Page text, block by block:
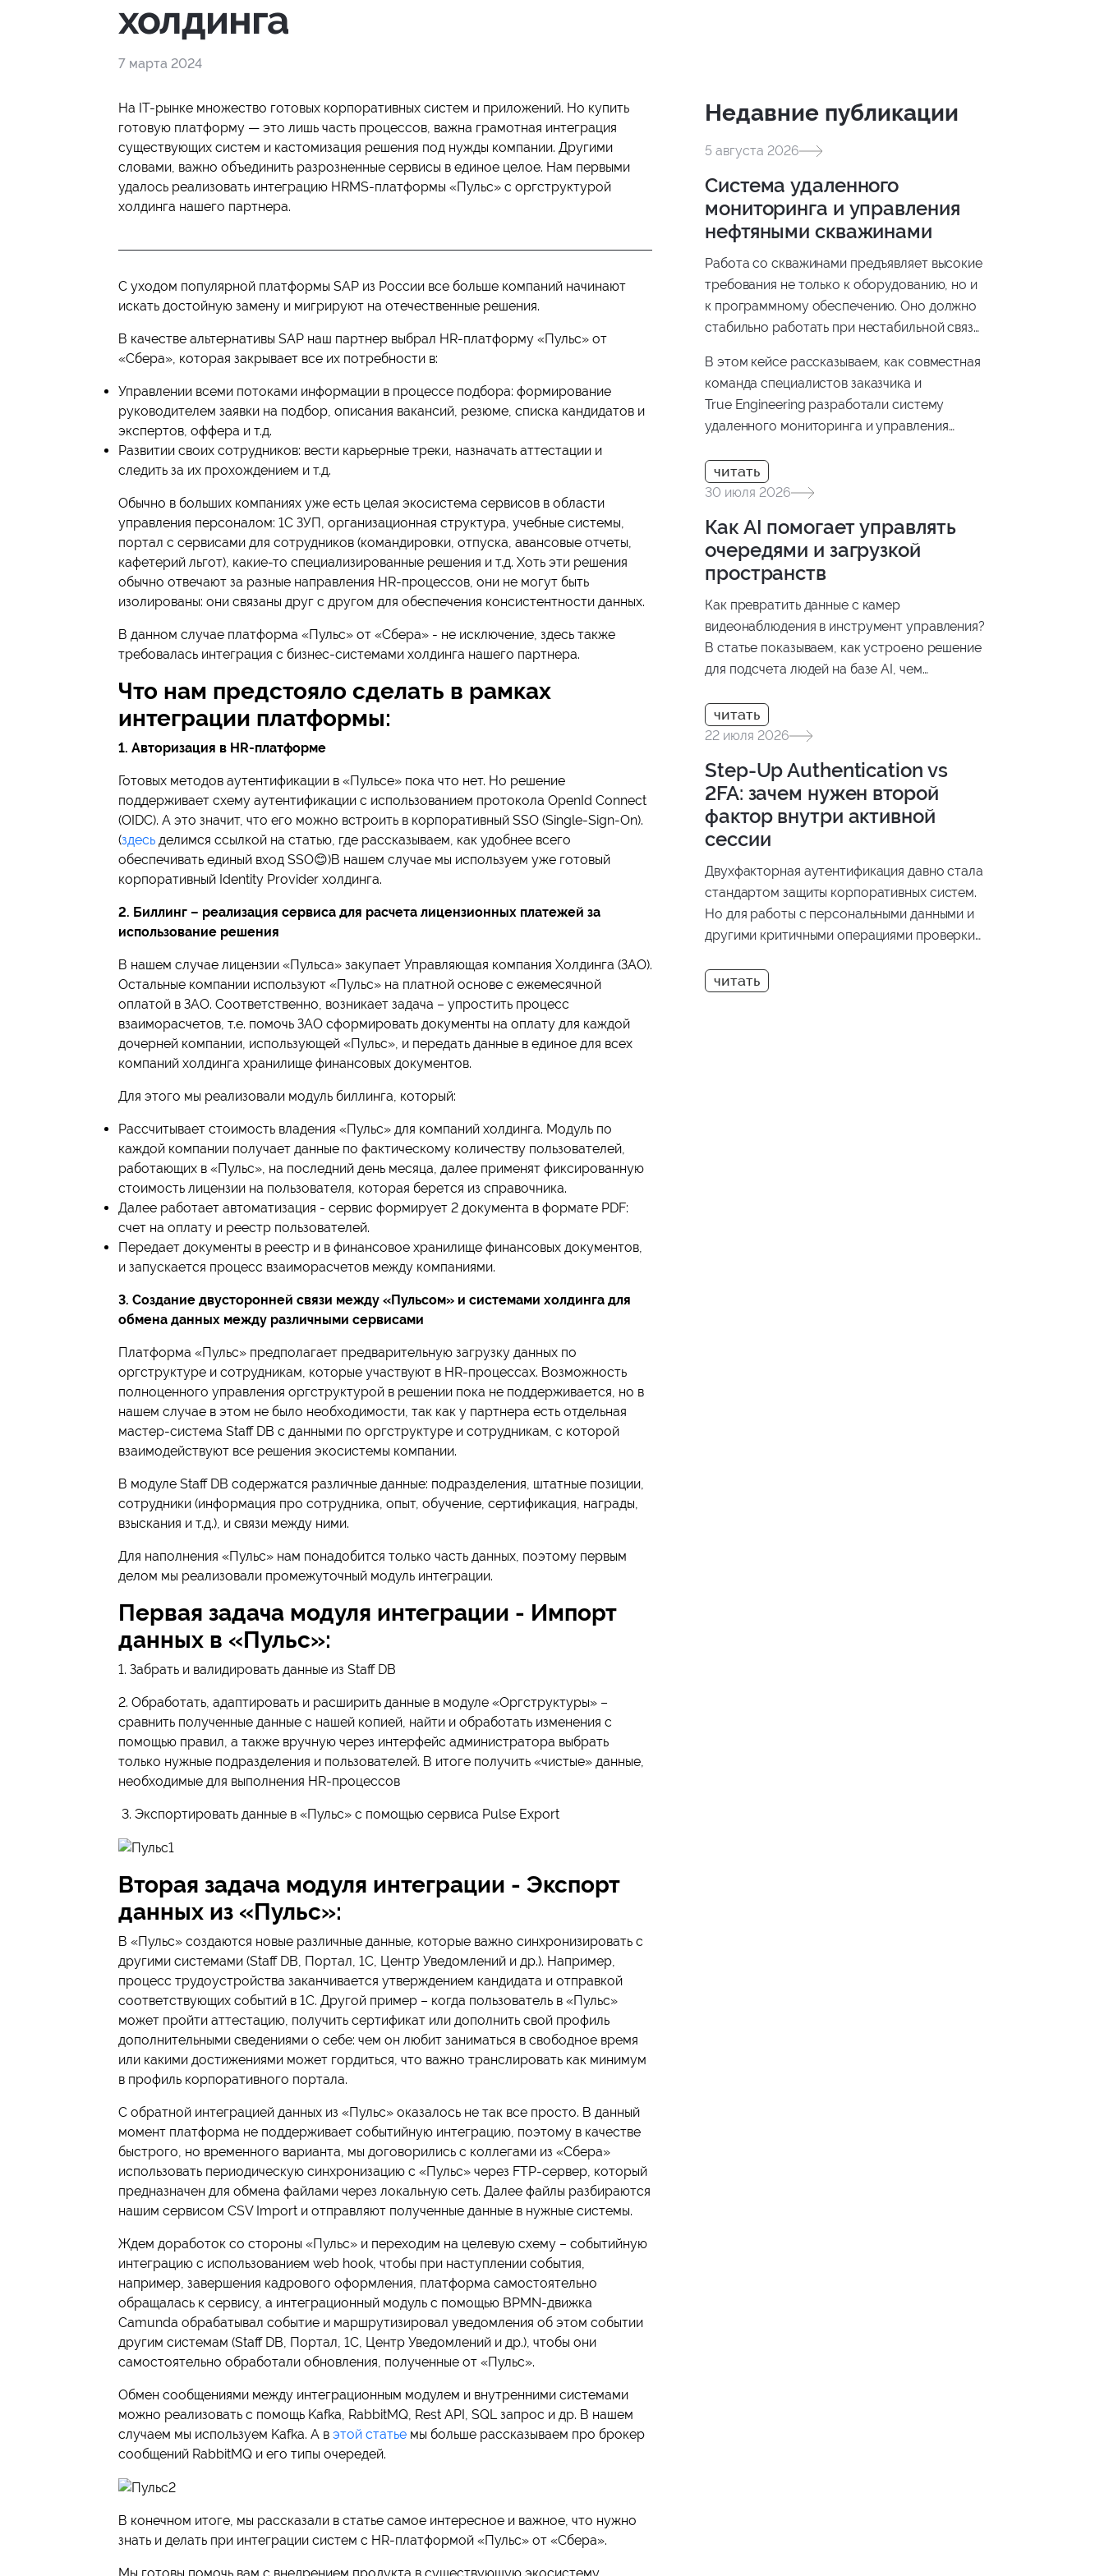
холдинга
7 марта 2024
На IT-рынке множество готовых корпоративных систем и приложений. Но купить
готовую платформу — это лишь часть процессов, важна грамотная интеграция
существующих систем и кастомизация решения под нужды компании. Другими
словами, важно объединить разрозненные сервисы в единое целое. Нам первыми
удалось реализовать интеграцию HRMS-платформы «Пульс» с оргструктурой
холдинга нашего партнера.
С уходом популярной платформы SAP из России все больше компаний начинают
искать достойную замену и мигрируют на отечественные решения.
В качестве альтернативы SAP наш партнер выбрал HR-платформу «Пульс» от
«Сбера», которая закрывает все их потребности в:
Управлении всеми потоками информации в процессе подбора: формирование
руководителем заявки на подбор, описания вакансий, резюме, списка кандидатов и
экспертов, оффера и т.д.
Развитии своих сотрудников: вести карьерные треки, назначать аттестации и
следить за их прохождением и т.д.
Обычно в больших компаниях уже есть целая экосистема сервисов в области
управления персоналом: 1С ЗУП, организационная структура, учебные системы,
портал с сервисами для сотрудников (командировки, отпуска, авансовые отчеты,
кафетерий льгот), какие-то специализированные решения и т.д. Хоть эти решения
обычно отвечают за разные направления HR-процессов, они не могут быть
изолированы: они связаны друг с другом для обеспечения консистентности данных.
В данном случае платформа «Пульс» от «Сбера» - не исключение, здесь также
требовалась интеграция с бизнес-системами холдинга нашего партнера.
Что нам предстояло сделать в рамках
интеграции платформы:
1. Авторизация в HR-платформе
Готовых методов аутентификации в «Пульсе» пока что нет. Но решение
поддерживает схему аутентификации с использованием протокола OpenId Connect
(OIDC). А это значит, что его можно встроить в корпоративный SSO (Single-Sign-On).
(здесь делимся ссылкой на статью, где рассказываем, как удобнее всего
обеспечивать единый вход SSO😊)В нашем случае мы используем уже готовый
корпоративный Identity Provider холдинга.
2. Биллинг – реализация сервиса для расчета лицензионных платежей за
использование решения
В нашем случае лицензии «Пульса» закупает Управляющая компания Холдинга (ЗАО).
Остальные компании используют «Пульс» на платной основе с ежемесячной
оплатой в ЗАО. Соответственно, возникает задача – упростить процесс
взаиморасчетов, т.е. помочь ЗАО сформировать документы на оплату для каждой
дочерней компании, использующей «Пульс», и передать данные в единое для всех
компаний холдинга хранилище финансовых документов.
Для этого мы реализовали модуль биллинга, который:
Рассчитывает стоимость владения «Пульс» для компаний холдинга. Модуль по
каждой компании получает данные по фактическому количеству пользователей,
работающих в «Пульс», на последний день месяца, далее применят фиксированную
стоимость лицензии на пользователя, которая берется из справочника.
Далее работает автоматизация - сервис формирует 2 документа в формате PDF:
счет на оплату и реестр пользователей.
Передает документы в реестр и в финансовое хранилище финансовых документов,
и запускается процесс взаиморасчетов между компаниями.
3. Создание двусторонней связи между «Пульсом» и системами холдинга для
обмена данных между различными сервисами
Платформа «Пульс» предполагает предварительную загрузку данных по
оргструктуре и сотрудникам, которые участвуют в HR-процессах. Возможность
полноценного управления оргструктурой в решении пока не поддерживается, но в
нашем случае в этом не было необходимости, так как у партнера есть отдельная
мастер-система Staff DB с данными по оргструктуре и сотрудникам, с которой
взаимодействуют все решения экосистемы компании.
В модуле Staff DB содержатся различные данные: подразделения, штатные позиции,
сотрудники (информация про сотрудника, опыт, обучение, сертификация, награды,
взыскания и т.д.), и связи между ними.
Для наполнения «Пульс» нам понадобится только часть данных, поэтому первым
делом мы реализовали промежуточный модуль интеграции.
Первая задача модуля интеграции - Импорт
данных в «Пульс»:
1. Забрать и валидировать данные из Staff DB
2. Обработать, адаптировать и расширить данные в модуле «Оргструктуры» –
сравнить полученные данные с нашей копией, найти и обработать изменения с
помощью правил, а также вручную через интерфейс администратора выбрать
только нужные подразделения и пользователей. В итоге получить «чистые» данные,
необходимые для выполнения HR-процессов
3. Экспортировать данные в «Пульс» с помощью сервиса Pulse Export
Вторая задача модуля интеграции - Экспорт
данных из «Пульс»:
В «Пульс» создаются новые различные данные, которые важно синхронизировать с
другими системами (Staff DB, Портал, 1C, Центр Уведомлений и др.). Например,
процесс трудоустройства заканчивается утверждением кандидата и отправкой
соответствующих событий в 1С. Другой пример – когда пользователь в «Пульс»
может пройти аттестацию, получить сертификат или дополнить свой профиль
дополнительными сведениями о себе: чем он любит заниматься в свободное время
или какими достижениями может гордиться, что важно транслировать как минимум
в профиль корпоративного портала.
С обратной интеграцией данных из «Пульс» оказалось не так все просто. В данный
момент платформа не поддерживает событийную интеграцию, поэтому в качестве
быстрого, но временного варианта, мы договорились с коллегами из «Сбера»
использовать периодическую синхронизацию с «Пульс» через FTP-сервер, который
предназначен для обмена файлами через локальную сеть. Далее файлы разбираются
нашим сервисом CSV Import и отправляют полученные данные в нужные системы.
Ждем доработок со стороны «Пульс» и переходим на целевую схему – событийную
интеграцию с использованием web hook, чтобы при наступлении события,
например, завершения кадрового оформления, платформа самостоятельно
обращалась к сервису, а интеграционный модуль с помощью BPMN-движка
Camunda обрабатывал событие и маршрутизировал уведомления об этом событии
другим системам (Staff DB, Портал, 1C, Центр Уведомлений и др.), чтобы они
самостоятельно обработали обновления, полученные от «Пульс».
Обмен сообщениями между интеграционным модулем и внутренними системами
можно реализовать с помощь Kafka, RabbitMQ, Rest API, SQL запрос и др. В нашем
случаем мы используем Kafka. А в этой статье мы больше рассказываем про брокер
сообщений RabbitMQ и его типы очередей.
В конечном итоге, мы рассказали в статье самое интересное и важное, что нужно
знать и делать при интеграции систем с HR-платформой «Пульс» от «Сбера».
Мы готовы помочь вам с внедрением продукта в существующую экосистему
Недавние публикации
5 августа 2026
Система удаленного
мониторинга и управления
нефтяными скважинами
Работа со скважинами предъявляет высокие
требования не только к оборудованию, но и
к программному обеспечению. Оно должно
стабильно работать при нестабильной связи,
производителей, безопасно передавать
данные и помогать инженерам принимать
решения на основе актуальной информации.
В этом кейсе рассказываем, как совместная
команда специалистов заказчика и
True Engineering разработали систему
удаленного мониторинга и управления
30 июля 2026
Как AI помогает управлять
очередями и загрузкой
пространств
Как превратить данные с камер
видеонаблюдения в инструмент управления?
В статье показываем, как устроено решение
для подсчета людей на базе AI, чем
результаты анализа интегрируются в бизнес-
процессы.
22 июля 2026
Step-Up Authentication vs
2FA: зачем нужен второй
фактор внутри активной
сессии
Двухфакторная аутентификация давно стала
стандартом защиты корпоративных систем.
Но для работы с персональными данными и
другими критичными операциями проверки
недостаточно. В этой статье разберем, чем